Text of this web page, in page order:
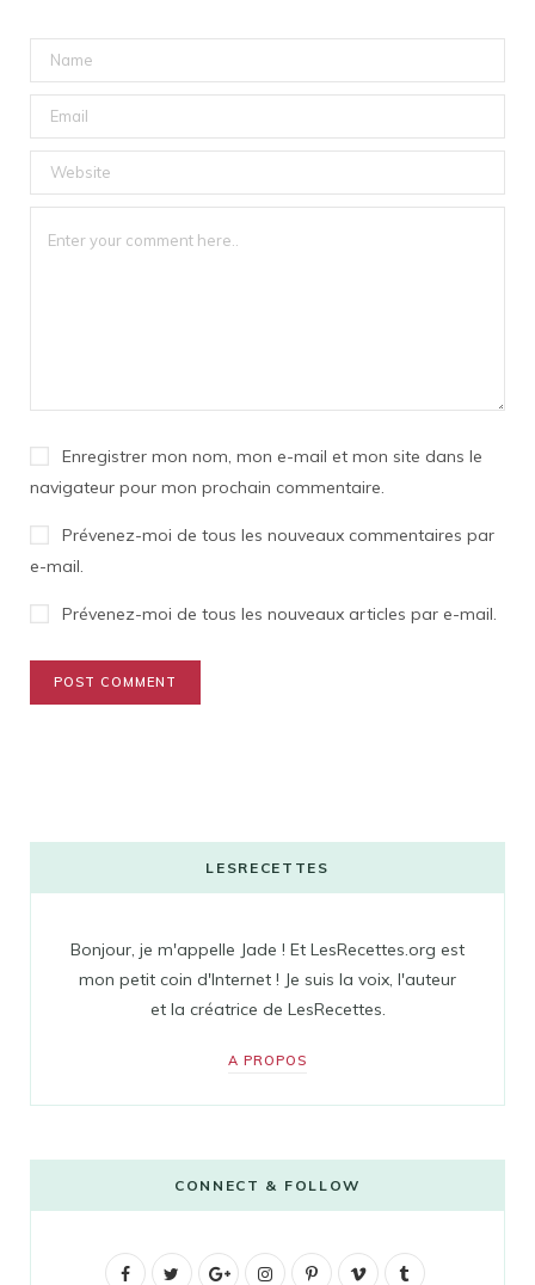
Enregistrer mon nom, mon e-mail et mon site dans le
navigateur pour mon prochain commentaire.
Prévenez-moi de tous les nouveaux commentaires par
e-mail.
Prévenez-moi de tous les nouveaux articles par e-mail.
LESRECETTES
Bonjour, je m'appelle Jade ! Et LesRecettes.org est
mon petit coin d'Internet ! Je suis la voix, l'auteur
et la créatrice de LesRecettes.
A PROPOS
CONNECT & FOLLOW
F
G
I
P
V